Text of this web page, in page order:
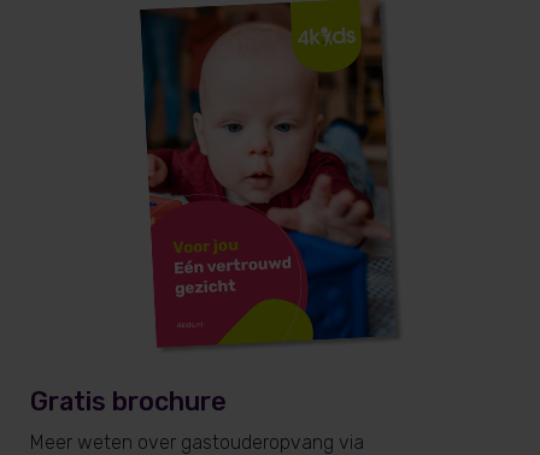
Gratis brochure
Meer weten over gastouderopvang via